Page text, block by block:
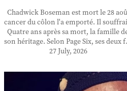
Chadwick Boseman est mort le 28
cancer du côlon l'a emporté. Il
Quatre ans après sa mort, la famille
son héritage. Selon Page Six, ses deux
27 July, 2026